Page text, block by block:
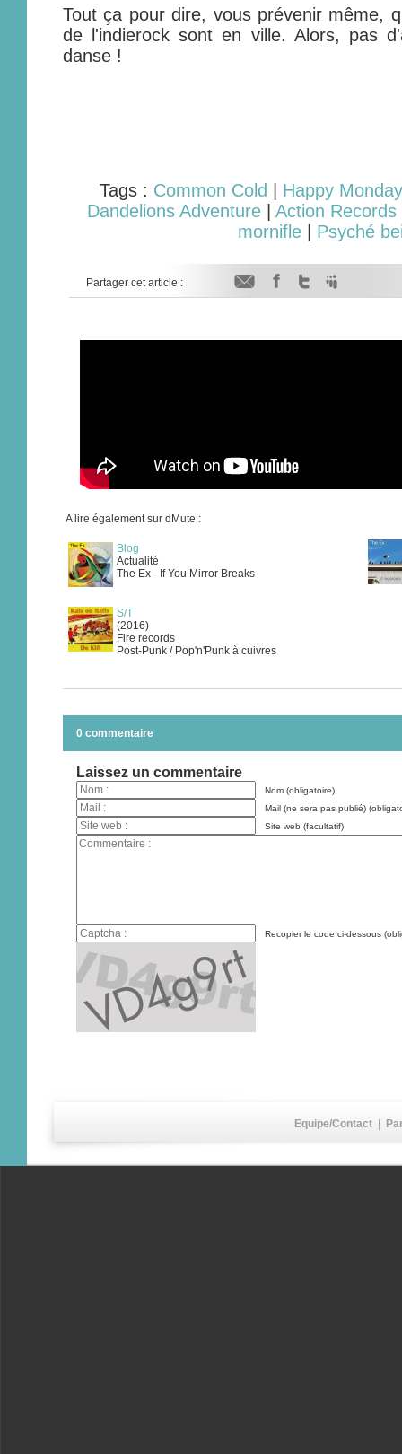
Tout ça pour dire, vous prévenir même,
de l'indierock sont en ville. Alors, pas
danse !
Tags : Common Cold
Happy
Dandelions Adventure| Action Records
mornifle
Psyché
Partager cet article :
A lire également sur dMute :
Blog
Actualité
The Ex - If You Mirror Breaks
S/T
(2016)
Fire records
Post-Punk / Pop'n'Punk à cuivres
0 commentaire
Laissez un commentaire
Nom (obligatoire)
Mail (ne sera pas publié)
Site web (facultatif)
Recopier le code ci-dessous
Equipe/Contact